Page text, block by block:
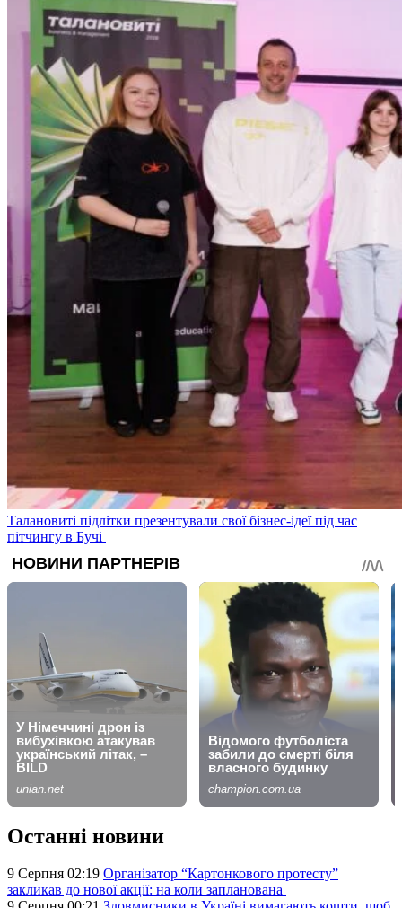
Талановиті підлітки презентували свої бізнес-ідеї під час
пітчингу в Бучі
Останні новини
9 Серпня 02:19 Організатор “Картонкового протесту”
закликав до нової акції: на коли запланована